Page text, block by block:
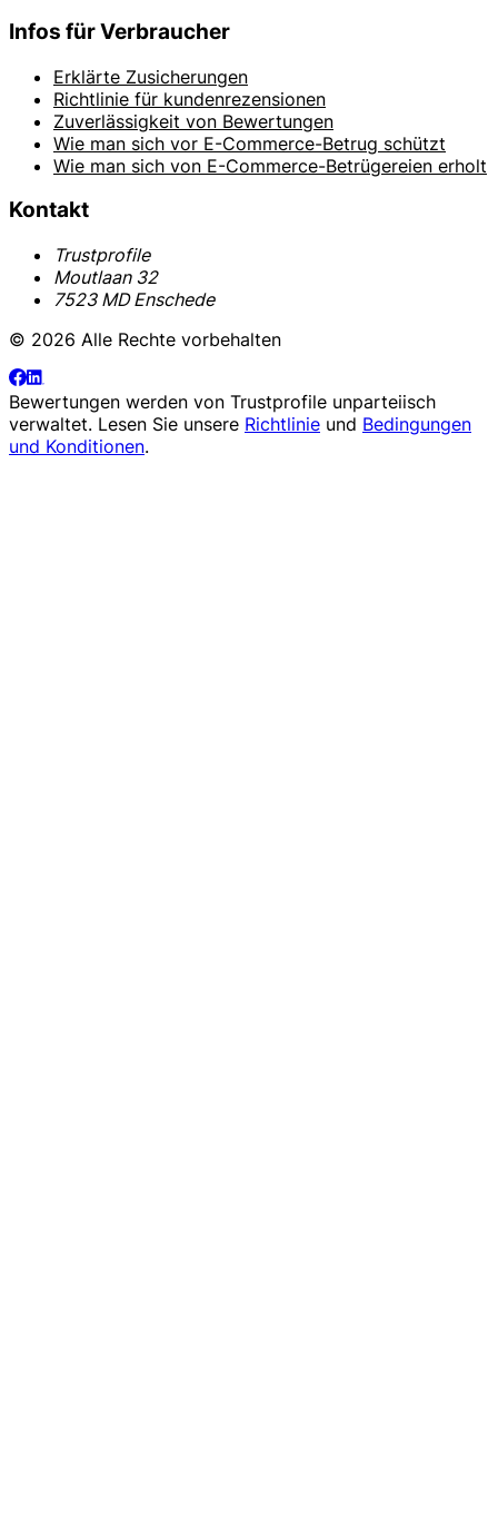
Infos für Verbraucher
Erklärte Zusicherungen
Richtlinie für kundenrezensionen
Zuverlässigkeit von Bewertungen
Wie man sich vor E-Commerce-Betrug schützt
Wie man sich von E-Commerce-Betrügereien erholt
Kontakt
Trustprofile
Moutlaan 32
7523 MD Enschede
© 2026 Alle Rechte vorbehalten
Bewertungen werden von Trustprofile unparteiisch
verwaltet. Lesen Sie unsere Richtlinie und Bedingungen
und Konditionen.